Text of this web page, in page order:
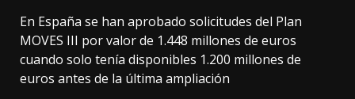
En España se han aprobado solicitudes del Plan
MOVES III por valor de 1.448 millones de euros
cuando solo tenía disponibles 1.200 millones de
euros antes de la última ampliación